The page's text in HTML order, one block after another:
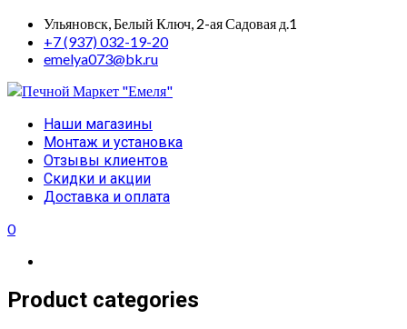
Skip
content
Ульяновск, Белый Ключ, 2-ая Садовая д.1
+7 (937) 032-19-20
emelya073@bk.ru
Primary
Menu
Наши магазины
Монтаж и установка
Отзывы клиентов
Скидки и акции
Доставка и оплата
0
Product categories